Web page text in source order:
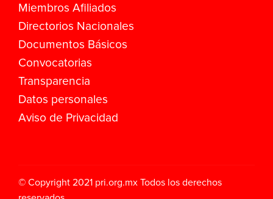
Miembros Afiliados
Directorios Nacionales
Documentos Básicos
Convocatorias
Transparencia
Datos personales
Aviso de Privacidad
© Copyright 2021 pri.org.mx Todos los derechos